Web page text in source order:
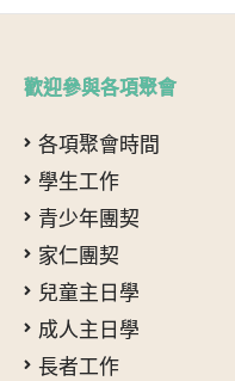
歡迎參與各項聚會
各項聚會時間
學生工作
青少年團契
家仁團契
兒童主日學
成人主日學
長者工作